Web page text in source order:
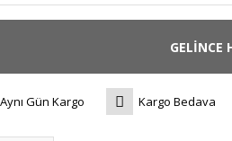
GELİNCE
Aynı Gün Kargo Kargo Bedava